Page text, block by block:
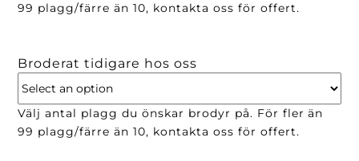
99 plagg/färre än 10, kontakta oss för offert.
Broderat tidigare hos oss
Välj antal plagg du önskar brodyr på. För fler än
99 plagg/färre än 10, kontakta oss för offert.